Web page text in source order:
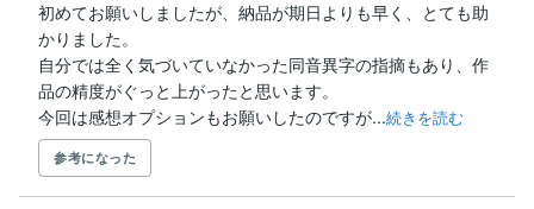
初めてお願いしましたが、納品が期日よりも早く、とても助
かりました。
自分では全く気づいていなかった同音異字の指摘もあり、作
品の精度がぐっと上がったと思います。
今回は感想オプションもお願いしたのですが...続きを読む
参考になった